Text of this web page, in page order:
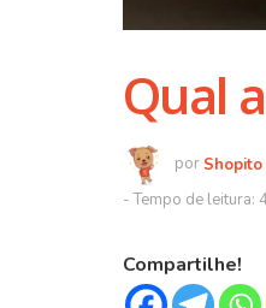
Qual
Shopito
Compartilhe!